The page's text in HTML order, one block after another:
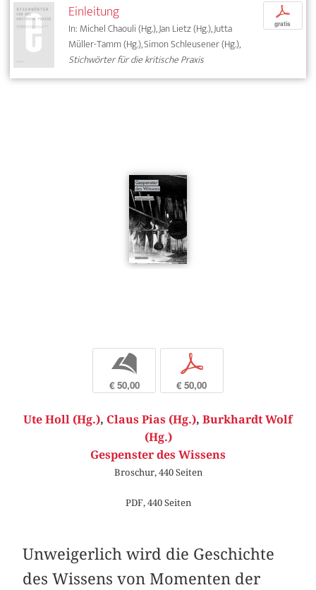
Einleitung
In: Michel Chaouli (Hg.), Jan Lietz (Hg.), Jutta
Müller-Tamm (Hg.), Simon Schleusener (Hg.),
Stichwörter für die kritische Praxis
p
gratis
b
€ 50,00
p
€ 50,00
Ute Holl (Hg.), Claus Pias (Hg.), Burkhardt Wolf
(Hg.)
Gespenster des Wissens
Broschur, 440 Seiten
PDF, 440 Seiten
Unweigerlich wird die Geschichte
des Wissens von Momenten der